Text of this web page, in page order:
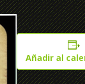
Añadir al